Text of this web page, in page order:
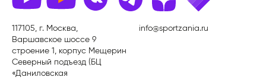
117105, г. Москва,
Варшавское шоссе 9
строение 1, корпус Мещерин
Северный подъезд (БЦ
«Даниловская
info@sportzania.ru